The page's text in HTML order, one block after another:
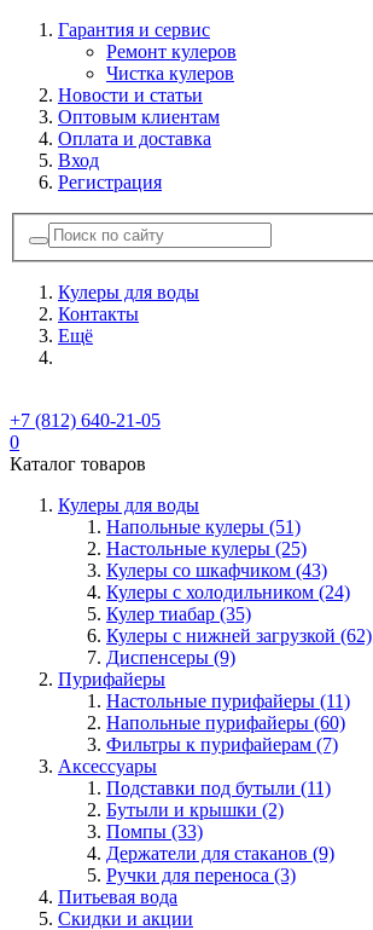
Гарантия и сервис
Ремонт кулеров
Чистка кулеров
Новости и статьи
Оптовым клиентам
Оплата и доставка
Вход
Регистрация
Кулеры для воды
Контакты
Ещё
+7 (812) 640-21-05
0
Каталог товаров
Кулеры для воды
Напольные кулеры (51)
Настольные кулеры (25)
Кулеры со шкафчиком (43)
Кулеры с холодильником (24)
Кулер тиабар (35)
Кулеры с нижней загрузкой (62)
Диспенсеры (9)
Пурифайеры
Настольные пурифайеры (11)
Напольные пурифайеры (60)
Фильтры к пурифайерам (7)
Аксессуары
Подставки под бутыли (11)
Бутыли и крышки (2)
Помпы (33)
Держатели для стаканов (9)
Ручки для переноса (3)
Питьевая вода
Скидки и акции